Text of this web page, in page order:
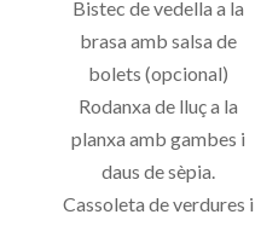
Bistec de vedella a la
brasa amb salsa de
bolets (opcional)
Rodanxa de lluç a la
planxa amb gambes i
daus de sèpia.
Cassoleta de verdures i